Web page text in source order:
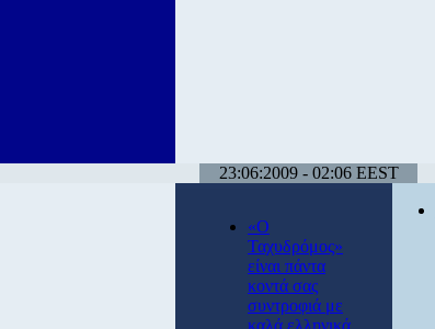
23:06:2009 - 02:06 EEST
«Ο
Ταχυδρόμος»
είναι πάντα
κοντά σας
συντροφιά με
καλά ελληνικά